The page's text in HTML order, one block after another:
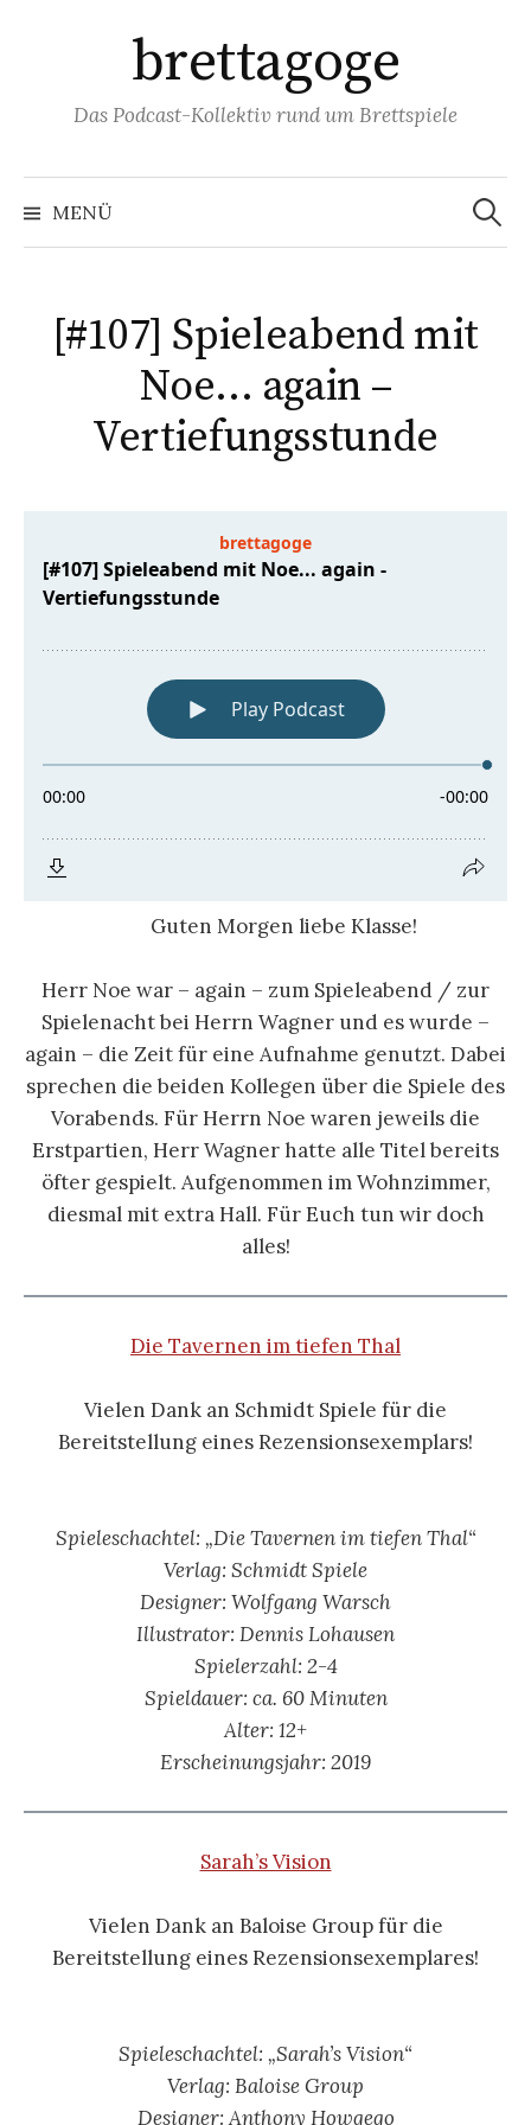
brettagoge
Das Podcast-Kollektiv rund um Brettspiele
MENÜ
Suchen
nach:
[#107] Spieleabend mit
Noe… again –
Vertiefungsstunde
Guten Morgen liebe Klasse!
Herr Noe war – again – zum Spieleabend / zur
Spielenacht bei Herrn Wagner und es wurde –
again – die Zeit für eine Aufnahme genutzt. Dabei
sprechen die beiden Kollegen über die Spiele des
Vorabends. Für Herrn Noe waren jeweils die
Erstpartien, Herr Wagner hatte alle Titel bereits
öfter gespielt. Aufgenommen im Wohnzimmer,
diesmal mit extra Hall. Für Euch tun wir doch
alles!
Die Tavernen im tiefen Thal
Vielen Dank an Schmidt Spiele für die
Bereitstellung eines Rezensionsexemplars!
Spieleschachtel: „Die Tavernen im tiefen Thal“
Verlag: Schmidt Spiele
Designer: Wolfgang Warsch
Illustrator: Dennis Lohausen
Spielerzahl: 2-4
Spieldauer: ca. 60 Minuten
Alter: 12+
Erscheinungsjahr: 2019
Sarah’s Vision
Vielen Dank an Baloise Group für die
Bereitstellung eines Rezensionsexemplares!
Spieleschachtel: „Sarah’s Vision“
Verlag: Baloise Group
Designer: Anthony Howgego